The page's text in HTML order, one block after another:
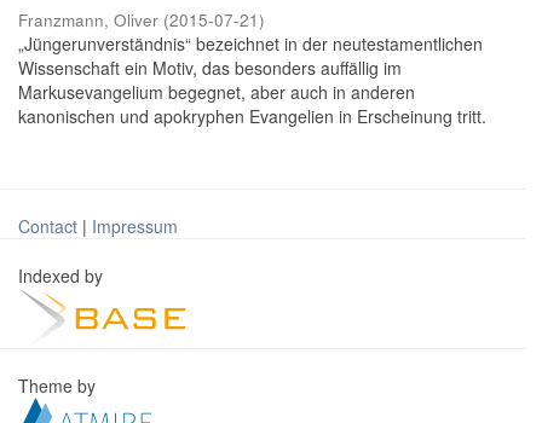
Franzmann, Oliver (2015-07-21)
„Jüngerunverständnis“ bezeichnet in der neutestamentlichen
Wissenschaft ein Motiv, das besonders auffällig im
Markusevangelium begegnet, aber auch in anderen
kanonischen und apokryphen Evangelien in Erscheinung tritt.
Contact | Impressum
Indexed by
Theme by